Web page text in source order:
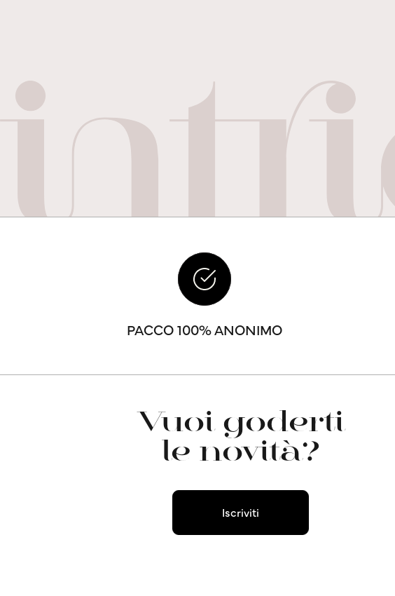
PACCO 100% ANONIMO
Vuoi goderti
le novità?
Iscriviti